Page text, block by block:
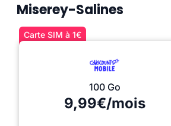
Miserey-Salines
Carte SIM à 1€
100 Go
9,99€/mois